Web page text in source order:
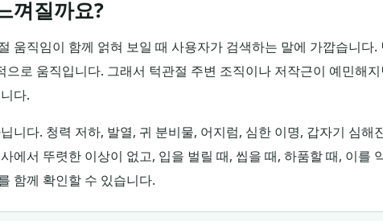
껴질까요?
움직임이 함께 얽혀 보일 때 사용자가 검색하는 말에 가깝습니다.
로 움직입니다. 그래서 턱관절 주변 조직이나 저작근이 예민해
다.
니다. 청력 저하, 발열, 귀 분비물, 어지럼, 심한 이명, 갑자기 심해
에서 뚜렷한 이상이 없고, 입을 벌릴 때, 씹을 때, 하품할 때, 이를
함께 확인할 수 있습니다.